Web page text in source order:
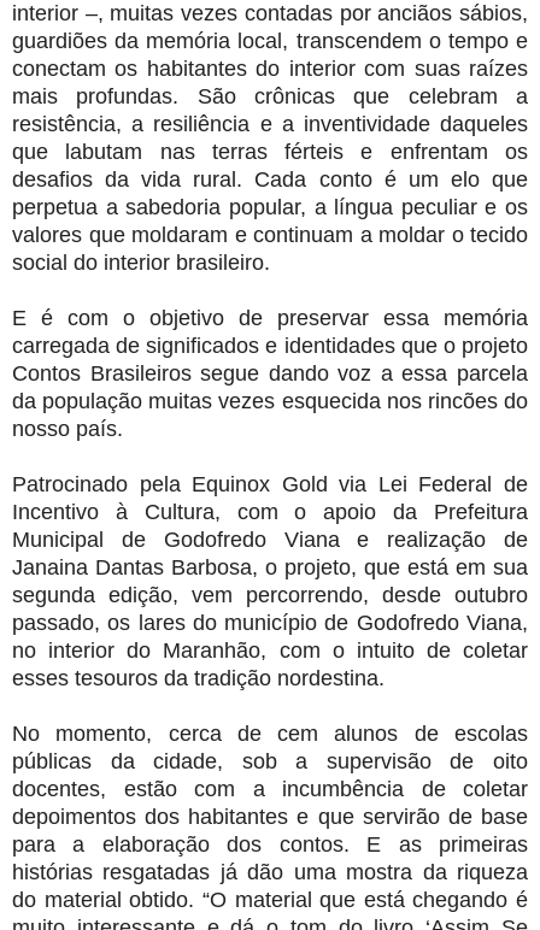
interior –, muitas vezes contadas por anciãos sábios,
guardiões da memória local, transcendem o tempo e
conectam os habitantes do interior com suas raízes
mais profundas. São crônicas que celebram a
resistência, a resiliência e a inventividade daqueles
que labutam nas terras férteis e enfrentam os
desafios da vida rural. Cada conto é um elo que
perpetua a sabedoria popular, a língua peculiar e os
valores que moldaram e continuam a moldar o tecido
social do interior brasileiro.
E é com o objetivo de preservar essa memória
carregada de significados e identidades que o projeto
Contos Brasileiros segue dando voz a essa parcela
da população muitas vezes esquecida nos rincões do
nosso país.
Patrocinado pela Equinox Gold via Lei Federal de
Incentivo à Cultura, com o apoio da Prefeitura
Municipal de Godofredo Viana e realização de
Janaina Dantas Barbosa, o projeto, que está em sua
segunda edição, vem percorrendo, desde outubro
passado, os lares do município de Godofredo Viana,
no interior do Maranhão, com o intuito de coletar
esses tesouros da tradição nordestina.
No momento, cerca de cem alunos de escolas
públicas da cidade, sob a supervisão de oito
docentes, estão com a incumbência de coletar
depoimentos dos habitantes e que servirão de base
para a elaboração dos contos. E as primeiras
histórias resgatadas já dão uma mostra da riqueza
do material obtido. “O material que está chegando é